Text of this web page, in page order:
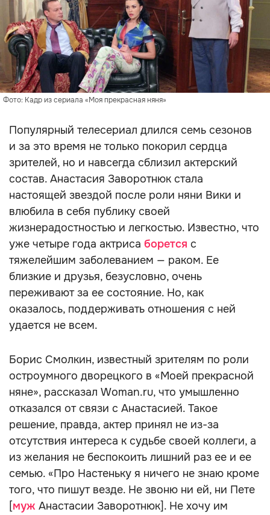
Фото: Кадр из сериала «Моя прекрасная няня»
Популярный телесериал длился семь сезонов
и за это время не только покорил сердца
зрителей, но и навсегда сблизил актерский
состав. Анастасия Заворотнюк стала
настоящей звездой после роли няни Вики и
влюбила в себя публику своей
жизнерадостностью и легкостью. Известно, что
уже четыре года актриса борется с
тяжелейшим заболеванием — раком. Ее
близкие и друзья, безусловно, очень
переживают за ее состояние. Но, как
оказалось, поддерживать отношения с ней
удается не всем.
Борис Смолкин, известный зрителям по роли
остроумного дворецкого в «Моей прекрасной
няне», рассказал Woman.ru, что умышленно
отказался от связи с Анастасией. Такое
решение, правда, актер принял не из-за
отсутствия интереса к судьбе своей коллеги, а
из желания не беспокоить лишний раз ее и ее
семью. «Про Настеньку я ничего не знаю кроме
того, что пишут везде. Не звоню ни ей, ни Пете
[муж Анастасии Заворотнюк]. Не хочу им